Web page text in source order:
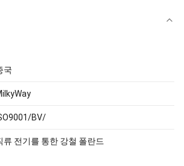
국
BV/
류 전기를 통한 강철 폴란드